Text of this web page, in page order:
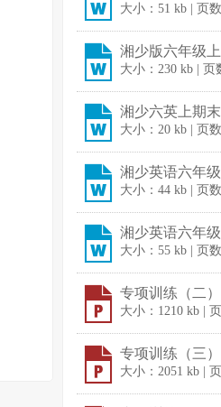
大小：51 kb | 页
湘少版六年级
大小：230 kb |
湘少六英上期
大小：20 kb | 页
湘少英语六年
大小：44 kb | 页
湘少英语六年
大小：55 kb | 页
专项训练（二
大小：1210 kb |
专项训练（三
大小：2051 kb |